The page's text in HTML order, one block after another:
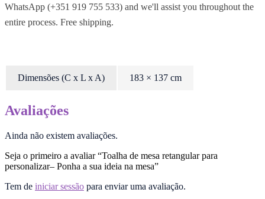
WhatsApp (+351 919 755 533) and we'll assist you throughout the
entire process. Free shipping.
Dimensões (C x L x A) 183 × 137 cm
Avaliações
Ainda não existem avaliações.
Seja o primeiro a avaliar “Toalha de mesa retangular para
personalizar– Ponha a sua ideia na mesa”
Tem de iniciar sessão para enviar uma avaliação.